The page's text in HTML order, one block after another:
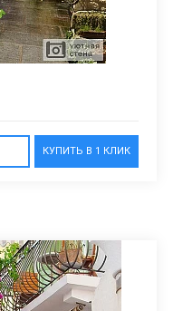
КУПИТЬ В 1 КЛИК